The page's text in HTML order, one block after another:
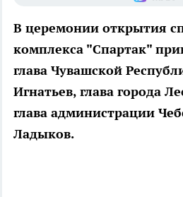
В церемонии открытия
комплекса "Спартак"
глава Чувашской
Игнатьев, глава города
глава администрации
Ладыков.